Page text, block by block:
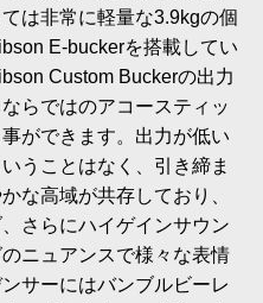
は非常に軽量な3.9kgの個
E-buckerを搭載してい
Custom Buckerの出力
らではのアコースティッ
ができます。出力が低い
うことはなく、引き締ま
な高域が共存しており、
さらにハイゲインサウン
ニュアンスで様々な表情
サーにはバンブルビーレ